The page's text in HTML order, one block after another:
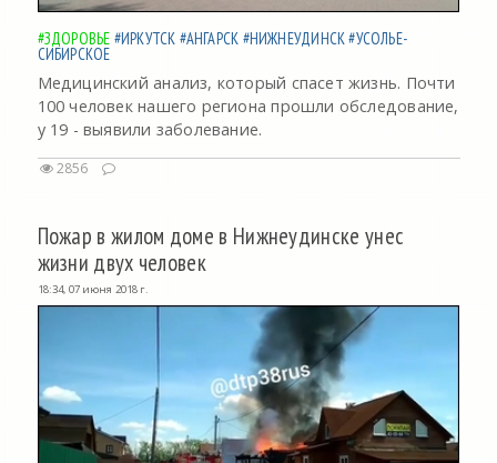
#ЗДОРОВЬЕ #ИРКУТСК #АНГАРСК #НИЖНЕУДИНСК#УСОЛЬЕ-
СИБИРСКОЕ
Медицинский анализ, который спасет жизнь. Почти
100 человек нашего региона прошли обследование,
у 19 - выявили заболевание.
2856
Пожар в жилом доме в Нижнеудинске унес
жизни двух человек
18:34, 07 июня 2018 г.